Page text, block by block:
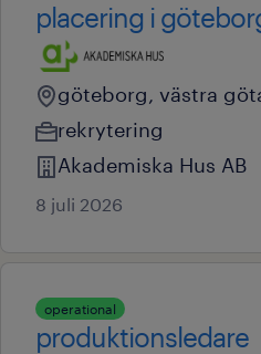
placering i
göteborg, västra
rekrytering
Akademiska Hus AB
8 juli 2026
operational
produktionsledare